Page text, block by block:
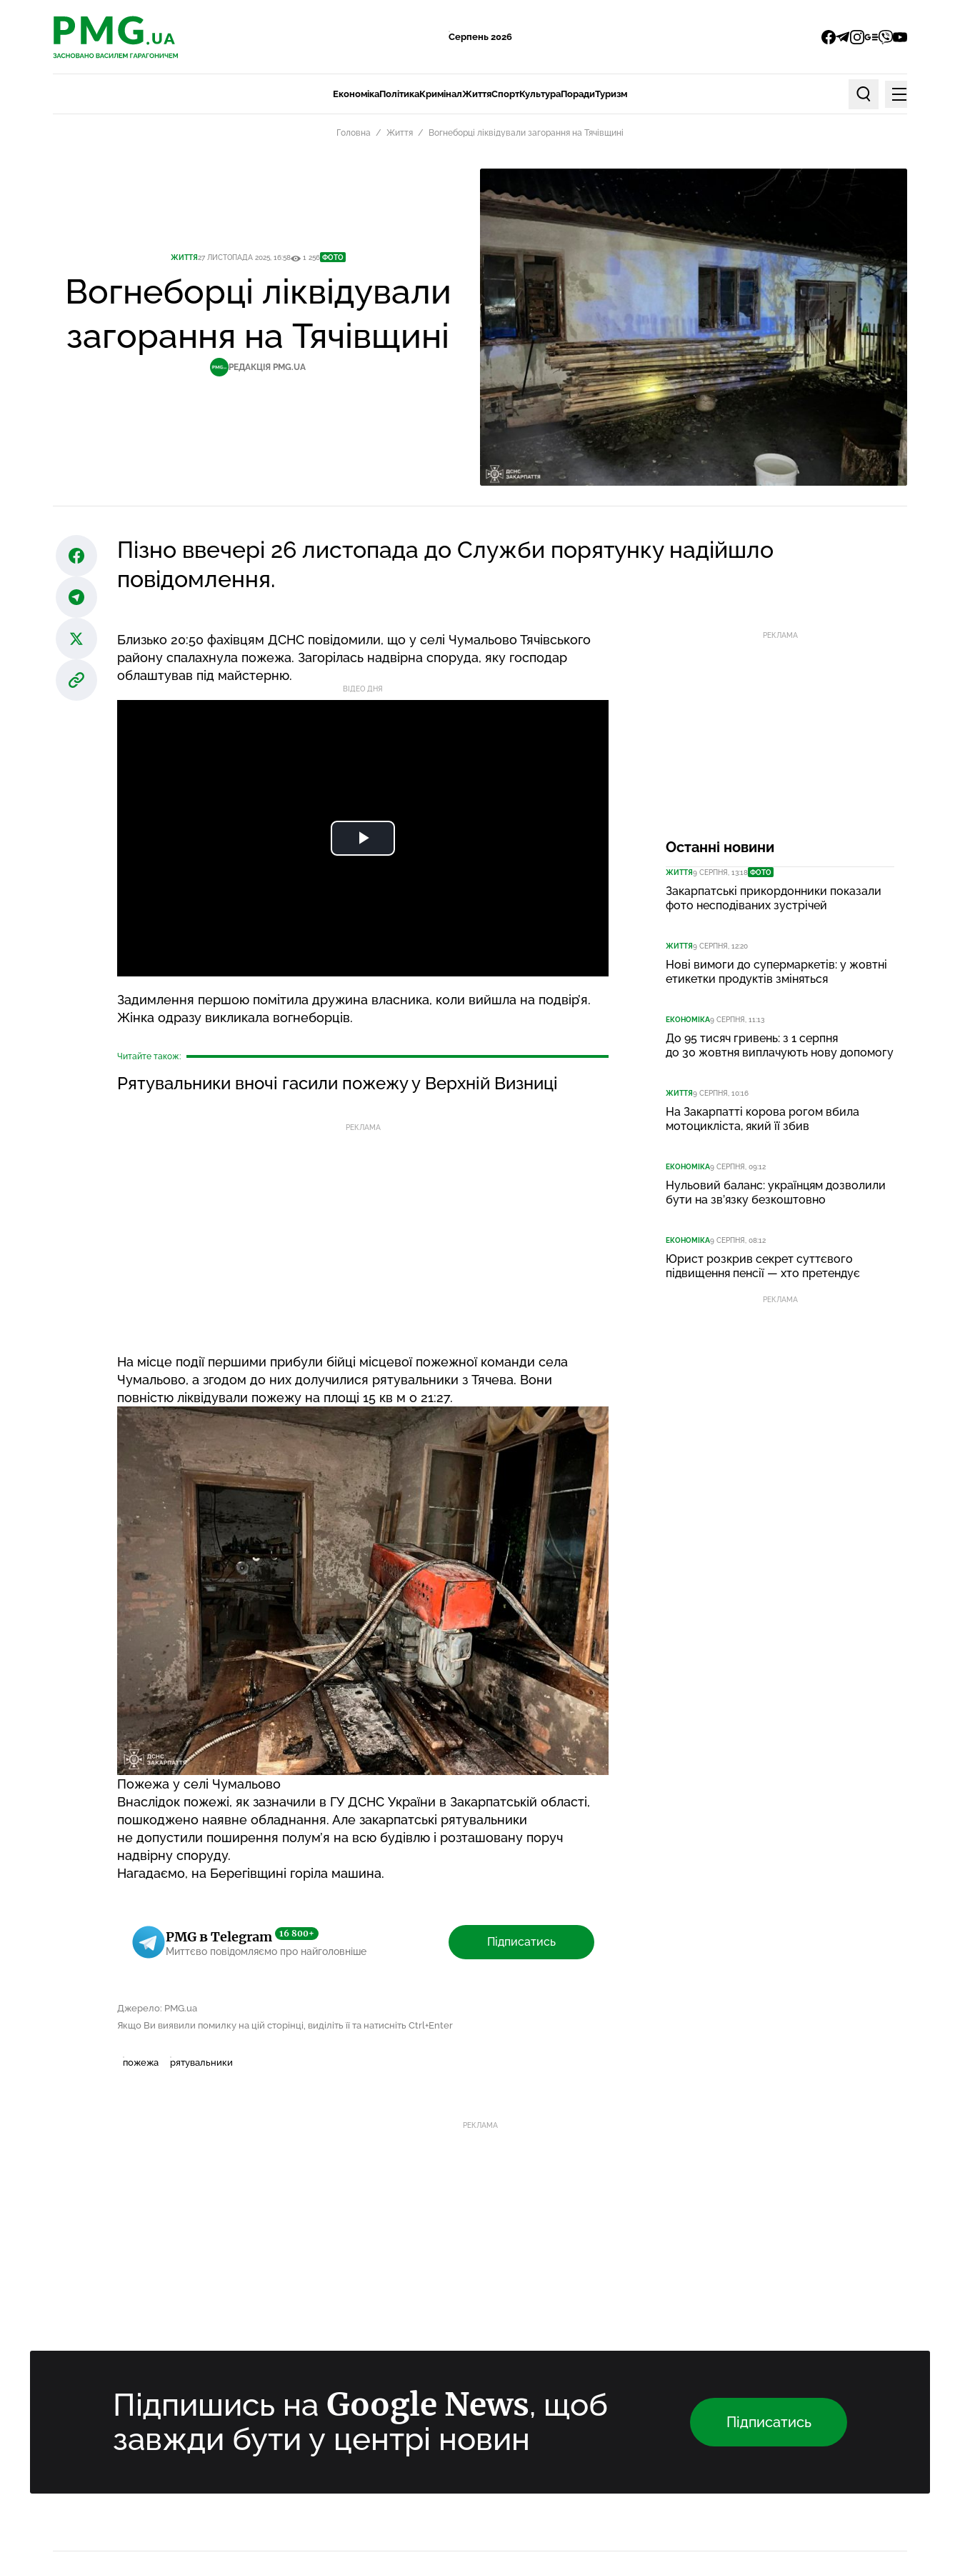
PMG.ua
Серпень 2026
facebook
telegram
instagram
google_news
viberyoutube
PMG.ua
ЕкономікаПолітикаКриміналЖиттяСпортКультураПорадиТуризм
Пошук по статтях
Меню
Головна Життя Вогнеборці ліквідували загорання на Тячівщині
ЖИТТЯ27 ЛИСТОПАДА 2025, 16:58 1 256 ФОТО
Вогнеборці ліквідували
загорання на Тячівщині
РЕДАКЦІЯ PMG.UA
Пізно ввечері 26 листопада до Служби порятунку надійшло
повідомлення.
Близько 20:50 фахівцям ДСНС повідомили, що у селі Чумальово Тячівського
району спалахнула пожежа. Загорілась надвірна споруда, яку господар
облаштував під майстерню.
ВІДЕО ДНЯ
Задимлення першою помітила дружина власника, коли вийшла на подвір’я.
Жінка одразу викликала вогнеборців.
Читайте також:
Рятувальники вночі гасили пожежу у Верхній Визниці
РЕКЛАМА
На місце події першими прибули бійці місцевої пожежної команди села
Чумальово, а згодом до них долучилися рятувальники з Тячева. Вони
повністю ліквідували пожежу на площі 15 кв м о 21:27.
Пожежа у селі Чумальово
Внаслідок пожежі, як зазначили в ГУ ДСНС України в Закарпатській області,
пошкоджено наявне обладнання. Але закарпатські рятувальники
не допустили поширення полум’я на всю будівлю і розташовану поруч
надвірну споруду.
Нагадаємо, на Берегівщині горіла машина.
PMG в Telegram 16 800+
Миттєво повідомляємо про найголовніше
Підписатись
Джерело: PMG.ua
Якщо Ви виявили помилку на цій сторінці, виділіть її та натисніть Ctrl+Enter
пожежа рятувальники
РЕКЛАМА
Останні новини
ЖИТТЯ9 СЕРПНЯ, 13:18 ФОТО
Закарпатські прикордонники показали
фото несподіваних зустрічей
ЖИТТЯ9 СЕРПНЯ, 12:20
Нові вимоги до супермаркетів: у жовтні
етикетки продуктів зміняться
ЕКОНОМІКА9 СЕРПНЯ, 11:13
До 95 тисяч гривень: з 1 серпня
до 30 жовтня виплачують нову допомогу
ЖИТТЯ9 СЕРПНЯ, 10:16
На Закарпатті корова рогом вбила
мотоцикліста, який її збив
ЕКОНОМІКА9 СЕРПНЯ, 09:12
Нульовий баланс: українцям дозволили
бути на зв’язку безкоштовно
ЕКОНОМІКА9 СЕРПНЯ, 08:12
Юрист розкрив секрет суттєвого
підвищення пенсії — хто претендує
РЕКЛАМА
РЕКЛАМА
Підпишись на Google News, щоб
завжди бути у центрі новин
Підписатись